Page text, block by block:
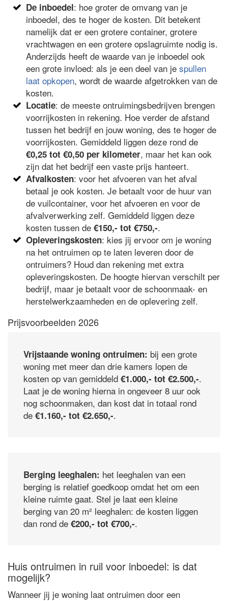
De inboedel: hoe groter de omvang van je
inboedel, des te hoger de kosten. Dit betekent
namelijk dat er een grotere container, grotere
vrachtwagen en een grotere opslagruimte nodig is.
Anderzijds heeft de waarde van je inboedel ook
een grote invloed: als je een deel van jespullen
laat opkopen, wordt de waarde afgetrokken van de
kosten.
Locatie: de meeste ontruimingsbedrijven brengen
voorrijkosten in rekening. Hoe verder de afstand
tussen het bedrijf en jouw woning, des te hoger de
voorrijkosten. Gemiddeld liggen deze rond de
€0,25 tot €0,50 per kilometer, maar het kan ook
zijn dat het bedrijf een vaste prijs hanteert.
Afvalkosten: voor het afvoeren van het afval
betaal je ook kosten. Je betaalt voor de huur van
de vuilcontainer, voor het afvoeren en voor de
afvalverwerking zelf. Gemiddeld liggen deze
kosten tussen de€150,- tot €750,-.
Opleveringskosten: kies jij ervoor om je woning
na het ontruimen op te laten leveren door de
ontruimers? Houd dan rekening met extra
opleveringskosten. De hoogte hiervan verschilt per
bedrijf, maar je betaalt voor de schoonmaak- en
herstelwerkzaamheden en de oplevering zelf.
Prijsvoorbeelden 2026
Vrijstaande woning ontruimen: bij een grote
woning met meer dan drie kamers lopen de
kosten op van gemiddeld €1.000,- tot €2.500,-.
Laat je de woning hierna in ongeveer 8 uur ook
nog schoonmaken, dan kost dat in totaal rond
de €1.160,- tot €2.650,-.
Berging leeghalen: het leeghalen van een
berging is relatief goedkoop omdat het om een
kleine ruimte gaat. Stel je laat een kleine
berging van 20 m² leeghalen: de kosten liggen
dan rond de €200,- tot €700,-.
Huis ontruimen in ruil voor inboedel: is dat
mogelijk?
Wanneer jij je woning laat ontruimen door een